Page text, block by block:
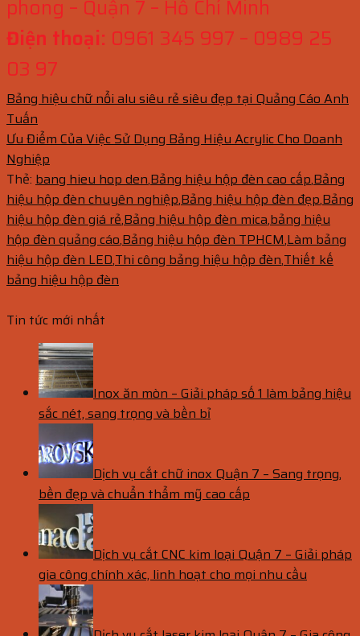
phong – Quận 7 – Hồ Chí Minh
Điện thoại: 0961 345 997 – 0989 25
03 97
Bảng hiệu chữ nổi alu siêu rẻ siêu đẹp tại Quảng Cáo Anh
Tuấn
Ưu Điểm Của Việc Sử Dụng Bảng Hiệu Acrylic Cho Doanh
Nghiệp
Thẻ: bang hieu hop den,Bảng hiệu hộp đèn cao cấp,Bảng
hiệu hộp đèn chuyên nghiệp,Bảng hiệu hộp đèn đẹp,Bảng
hiệu hộp đèn giá rẻ,Bảng hiệu hộp đèn mica,bảng hiệu
hộp đèn quảng cáo,Bảng hiệu hộp đèn TPHCM,Làm bảng
hiệu hộp đèn LED,Thi công bảng hiệu hộp đèn,Thiết kế
bảng hiệu hộp đèn
Tin tức mới nhất
Inox ăn mòn – Giải pháp số 1 làm bảng hiệu
sắc nét, sang trọng và bền bỉ
Dịch vụ cắt chữ inox Quận 7 – Sang trọng,
bền đẹp và chuẩn thẩm mỹ cao cấp
Dịch vụ cắt CNC kim loại Quận 7 – Giải pháp
gia công chính xác, linh hoạt cho mọi nhu cầu